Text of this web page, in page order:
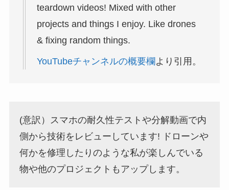
teardown videos! Mixed with other
projects and things I enjoy. Like drones
& fixing random things.
YouTubeチャンネルの概要欄より引用。
(意訳）スマホの耐久性テストや分解動画で内
側から技術をレビューしています! ドローンや
何かを修理したりのような私が楽しんでいる
物や他のプロジェクトもアップします。